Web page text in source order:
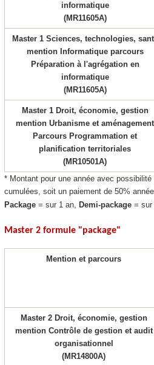
informatique
(MR11605A)
Master 1 Sciences, technologies,
mention Informatique parcours
Préparation à l'agrégation en
informatique
(MR11605A)
Master 1 Droit, économie, gestion
mention Urbanisme et aménagement
Parcours Programmation et
planification territoriales
(MR10501A)
* Montant pour une année avec
cumulées, soit un paiement de 50%
Package= sur 1 an, Demi-package = sur
Master 2 formule "package"
Mention et parcours
Master 2 Droit, économie, gestion
mention Contrôle de gestion et audit
organisationnel
(MR14800A)